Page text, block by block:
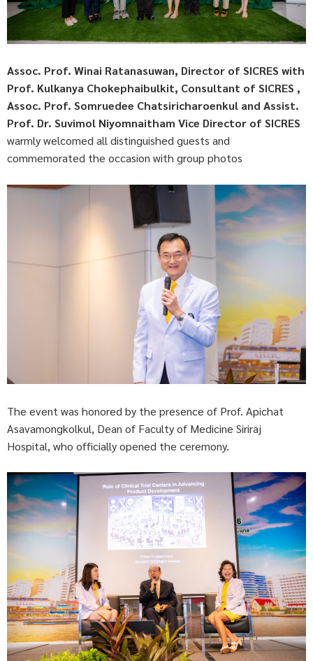
Assoc. Prof. Winai Ratanasuwan, Director of SICRES with
Prof. Kulkanya Chokephaibulkit, Consultant of SICRES ,
Assoc. Prof. Somruedee Chatsiricharoenkul and Assist.
Prof. Dr. Suvimol Niyomnaitham Vice Director of SICRES
warmly welcomed all distinguished guests and
commemorated the occasion with group photos
The event was honored by the presence of Prof. Apichat
Asavamongkolkul, Dean of Faculty of Medicine Siriraj
Hospital, who officially opened the ceremony.